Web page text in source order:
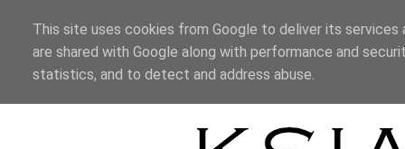
This site uses cookies from Google to deliver its
are shared with Google along with performance and
statistics, and to detect and address abuse.